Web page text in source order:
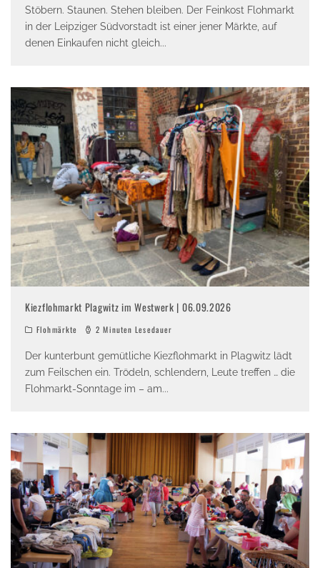
Stöbern. Staunen. Stehen bleiben. Der Feinkost Flohmarkt
in der Leipziger Südvorstadt ist einer jener Märkte, auf
denen Einkaufen nicht gleich...
Kiezflohmarkt Plagwitz im Westwerk | 06.09.2026
Flohmärkte 2 Minuten Lesedauer
Der kunterbunt gemütliche Kiezflohmarkt in Plagwitz lädt
zum Feilschen ein. Trödeln, schlendern, Leute treffen … die
Flohmarkt-Sonntage im – am...